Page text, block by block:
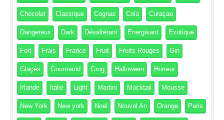
Chocolat Classique Cognac Cola Curaçao
Dangereux Dark Désaltérant Energisant Exotique
Fort Frais France Fruit Fruits Rouges Gin
Glaçés Gourmand Grog Halloween Horreur
Irlande Italie Light Martini Mocktail Mousse
New York New york Noel Nouvel An Orange Paris